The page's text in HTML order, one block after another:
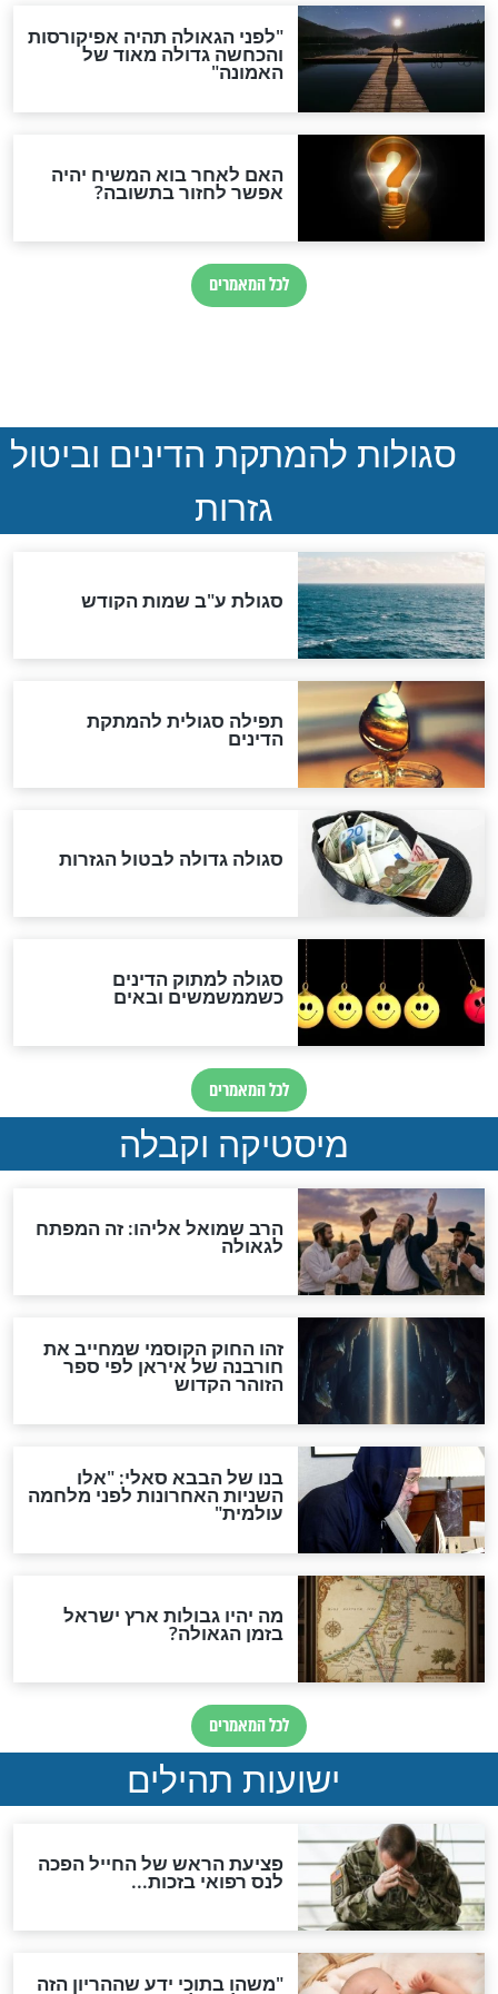
הותר לפרסום: לוחמי מילואים
נהרגו בדרום לבנון
ואיראן: בלי שקיפות ועם הרבה
סימני שאלה
שורדת השואה שחוגגת 100:
"מודה לקב"ה על כל השנים"
לכל המאמרים
אחרית הימים
האם אפשר לחשב את הקץ?
מה יהיה בימות המשיח?
"לפני הגאולה תהיה אפיקורסות
והכחשה גדולה מאוד של
האמונה"
האם לאחר בוא המשיח יהיה
אפשר לחזור בתשובה?
לכל המאמרים
להמתקת הדינים וביטול
גזרות
סגולת ע"ב שמות הקודש